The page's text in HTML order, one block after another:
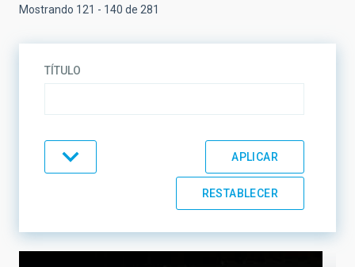
Mostrando 121 - 140 de 281
TÍTULO